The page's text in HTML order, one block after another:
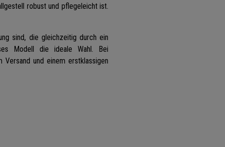
robust und pflegeleicht ist.
sind, die gleichzeitig durch ein
Modell die ideale Wahl. Bei
Versand und einem erstklassigen